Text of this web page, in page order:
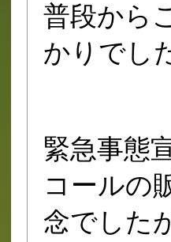
普段から
かりでし
緊急事態
コールの
念でした